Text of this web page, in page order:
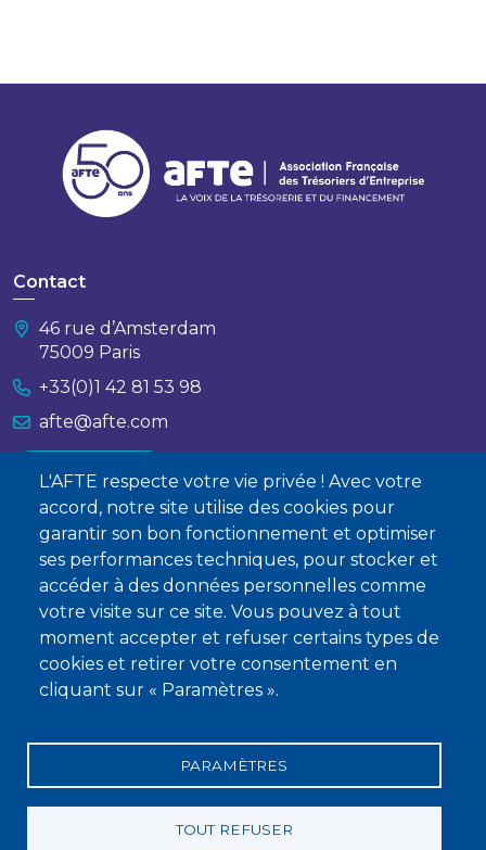
L'AFTE respecte votre vie privée ! Avec votre
accord, notre site utilise des cookies pour
garantir son bon fonctionnement et optimiser
ses performances techniques, pour stocker et
accéder à des données personnelles comme
votre visite sur ce site. Vous pouvez à tout
moment accepter et refuser certains types de
cookies et retirer votre consentement en
cliquant sur « Paramètres ».
PARAMÈTRES
TOUT REFUSER
Contact
46 rue d’Amsterdam
75009 Paris
+33(0)1 42 81 53 98
afte@afte.com
À propos
Qui sommes-nous ?
Devenir membre
Conditions générales de vente